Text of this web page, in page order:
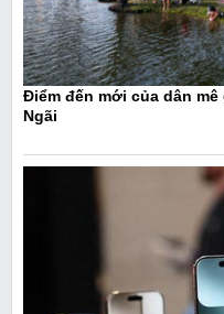
Điểm đến mới của dân mê
Ngãi